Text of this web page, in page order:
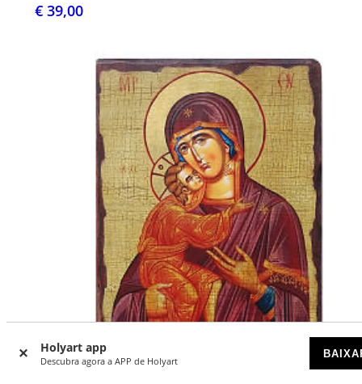
Holyart app
Descubra agora a APP de Holyart
€ 39,00